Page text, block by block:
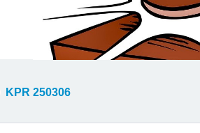
KPR 250306